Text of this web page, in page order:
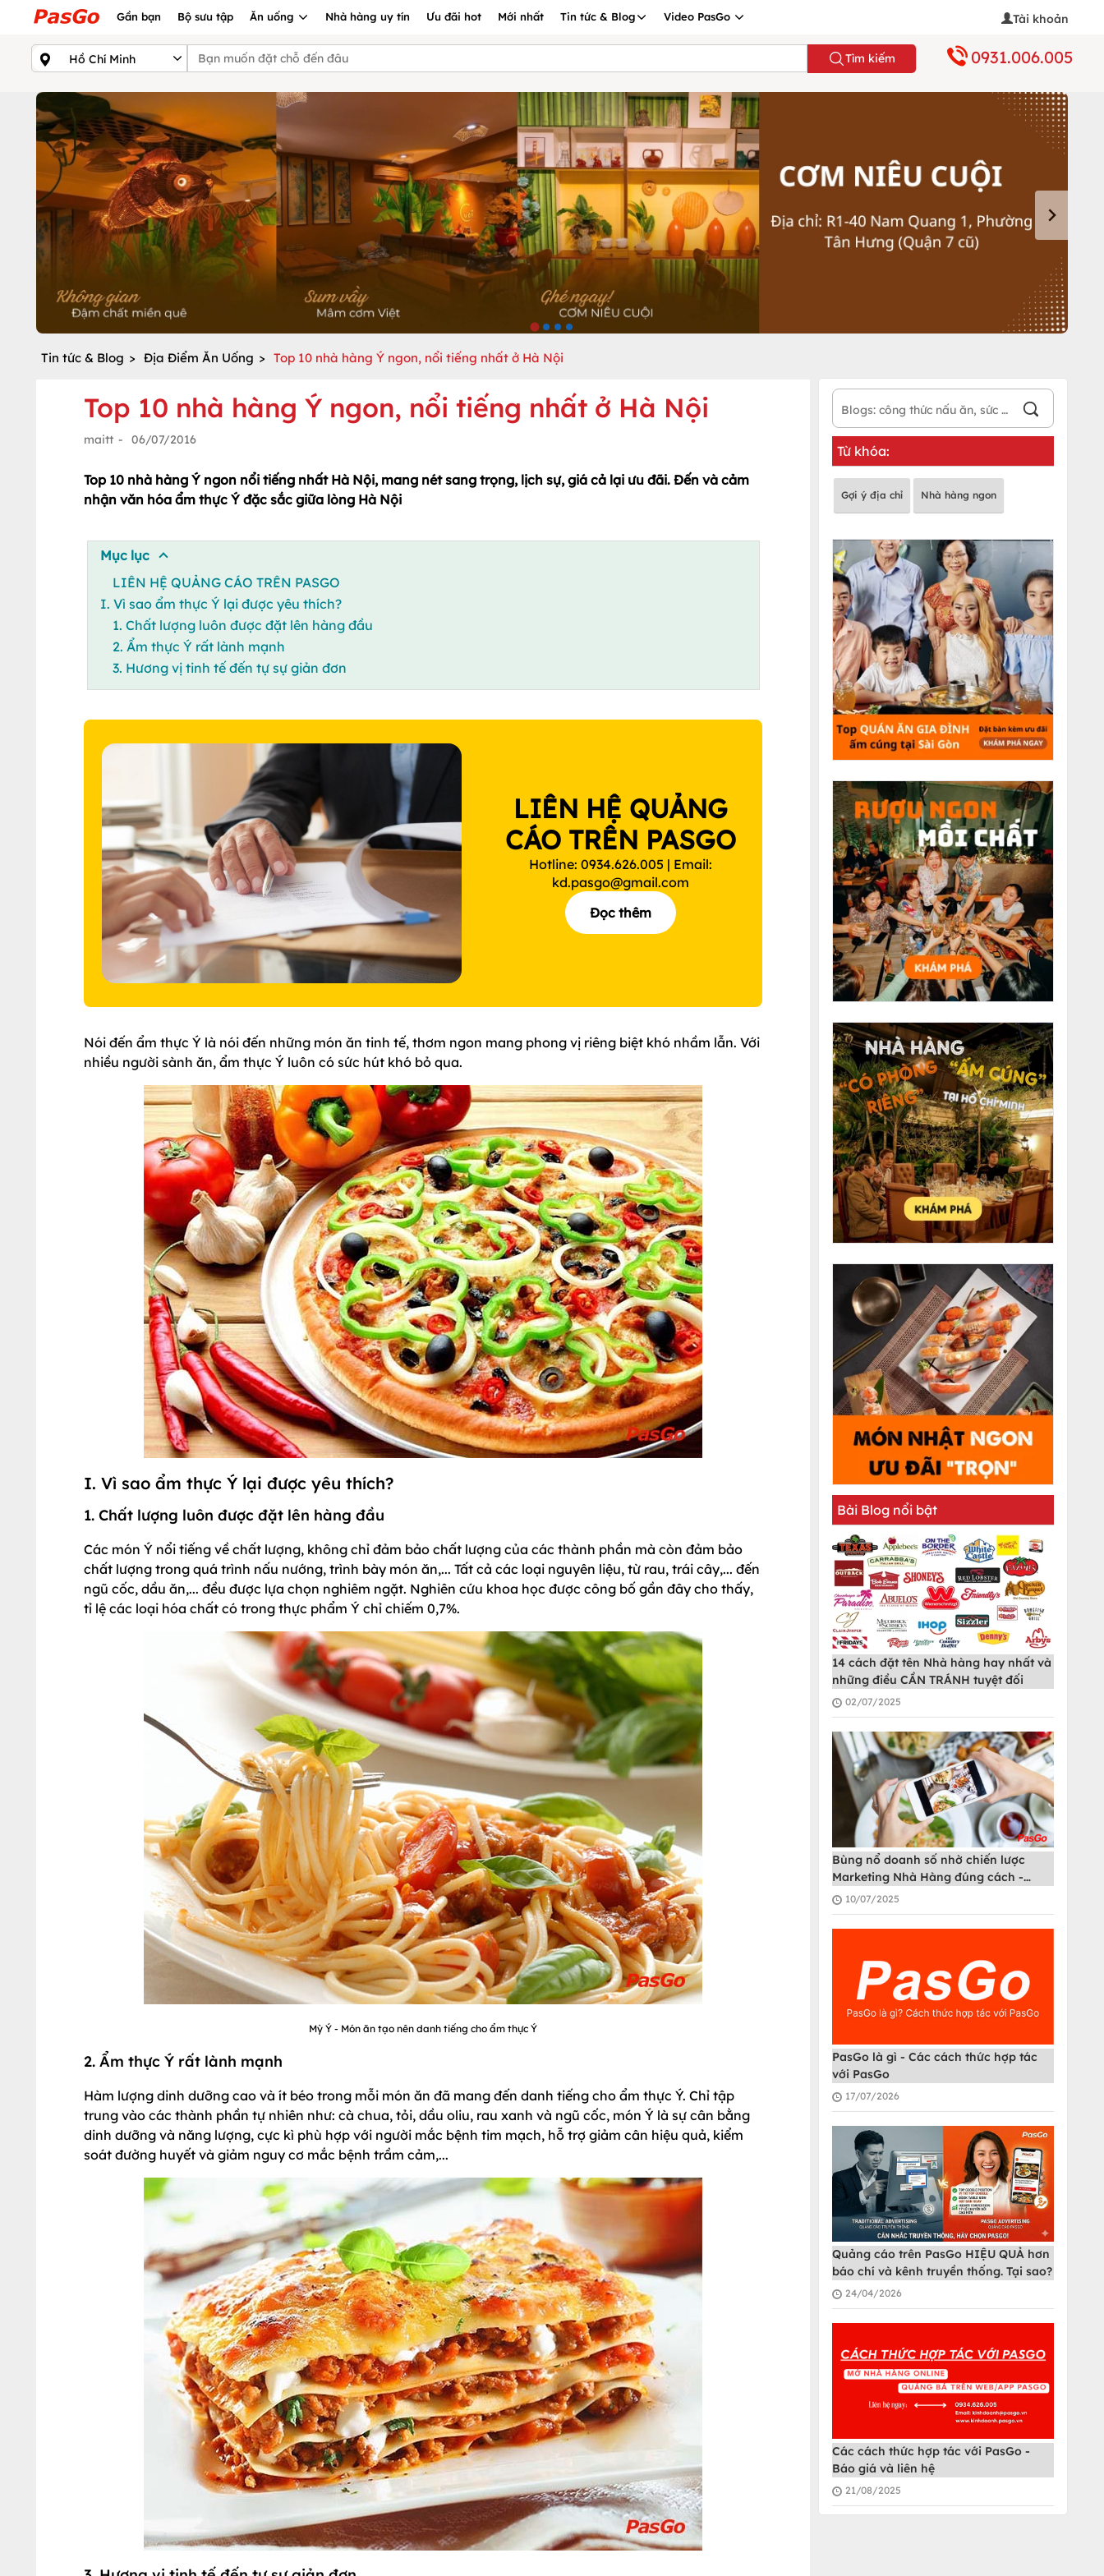
Gần bạn Bộ sưu tập Ăn uống Nhà hàng uy tín Ưu đãi hot Mới nhất Tin tức & Blog Video PasGo Tài khoản
Tìm kiếm 0931.006.005
Tin tức & Blog > Địa Điểm Ăn Uống > Top 10 nhà hàng Ý ngon, nổi tiếng nhất ở Hà Nội
Top 10 nhà hàng Ý ngon, nổi tiếng nhất ở Hà Nội
maitt - 06/07/2016
Top 10 nhà hàng Ý ngon nổi tiếng nhất Hà Nội, mang nét sang trọng, lịch sự, giá cả lại ưu đãi. Đến và cảm
nhận văn hóa ẩm thực Ý đặc sắc giữa lòng Hà Nội
Mục lục
LIÊN HỆ QUẢNG CÁO TRÊN PASGO
I. Vì sao ẩm thực Ý lại được yêu thích?
1. Chất lượng luôn được đặt lên hàng đầu
2. Ẩm thực Ý rất lành mạnh
3. Hương vị tinh tế đến tự sự giản đơn
LIÊN HỆ QUẢNG
CÁO TRÊN PASGO
Hotline: 0934.626.005 | Email:
kd.pasgo@gmail.com
Đọc thêm
Nói đến ẩm thực Ý là nói đến những món ăn tinh tế, thơm ngon mang phong vị riêng biệt khó nhầm lẫn. Với
nhiều người sành ăn, ẩm thực Ý luôn có sức hút khó bỏ qua.
I. Vì sao ẩm thực Ý lại được yêu thích?
1. Chất lượng luôn được đặt lên hàng đầu
Các món Ý nổi tiếng về chất lượng, không chỉ đảm bảo chất lượng của các thành phần mà còn đảm bảo
chất lượng trong quá trình nấu nướng, trình bày món ăn,... Tất cả các loại nguyên liệu, từ rau, trái cây,... đến
ngũ cốc, dầu ăn,... đều được lựa chọn nghiêm ngặt. Nghiên cứu khoa học được công bố gần đây cho thấy,
tỉ lệ các loại hóa chất có trong thực phẩm Ý chỉ chiếm 0,7%.
Mỳ Ý - Món ăn tạo nên danh tiếng cho ẩm thực Ý
2. Ẩm thực Ý rất lành mạnh
Hàm lượng dinh dưỡng cao và ít béo trong mỗi món ăn đã mang đến danh tiếng cho ẩm thực Ý. Chỉ tập
trung vào các thành phần tự nhiên như: cà chua, tỏi, dầu oliu, rau xanh và ngũ cốc, món Ý là sự cân bằng
dinh dưỡng và năng lượng, cực kì phù hợp với người mắc bệnh tim mạch, hỗ trợ giảm cân hiệu quả, kiểm
soát đường huyết và giảm nguy cơ mắc bệnh trầm cảm,...
Từ khóa:
Gợi ý địa chỉ Nhà hàng ngon
Bài Blog nổi bật
14 cách đặt tên Nhà hàng hay nhất và
những điều CẦN TRÁNH tuyệt đối
02/07/2025
Bùng nổ doanh số nhờ chiến lược
Marketing Nhà Hàng đúng cách -
PasGo
10/07/2025
PasGo là gì - Các cách thức hợp tác
với PasGo
17/07/2026
Quảng cáo trên PasGo HIỆU QUẢ hơn
báo chí và kênh truyền thống. Tại sao?
24/04/2026
Các cách thức hợp tác với PasGo -
Báo giá và liên hệ
21/08/2025